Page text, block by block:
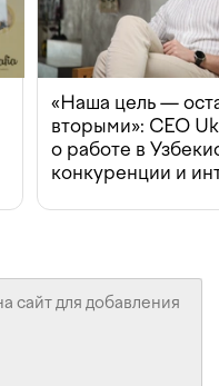
«Наша цель —
вторыми»: CEO
о работе в
конкуренции и